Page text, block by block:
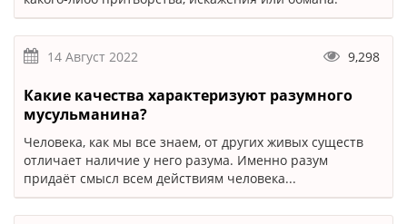
14 Август 2022 9,298
Какие качества характеризуют разумного
мусульманина?
Человека, как мы все знаем, от других живых существ
отличает наличие у него разума. Именно разум
придаёт смысл всем действиям человека...